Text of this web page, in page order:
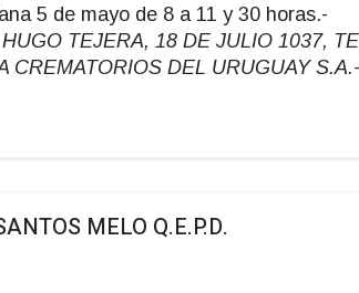
5 de mayo de 8 a 11 y 30 horas.-
TEJERA, 18 DE JULIO 1037,
CREMATORIOS DEL URUGUAY S.A.-
MELO Q.E.P.D.